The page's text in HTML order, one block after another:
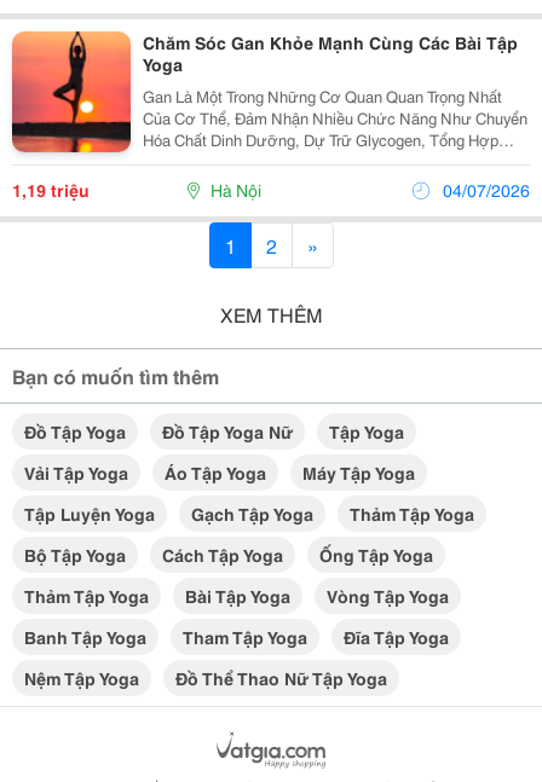
Chăm Sóc Gan Khỏe Mạnh Cùng Các Bài Tập
Yoga
Gan Là Một Trong Những Cơ Quan Quan Trọng Nhất
Của Cơ Thể, Đảm Nhận Nhiều Chức Năng Như Chuyển
Hóa Chất Dinh Dưỡng, Dự Trữ Glycogen, Tổng Hợp
Protein, Sản Xuất Mật Và Đào Thải Độc Tố. Khi Gan
Hoạt Động Kém Hiệu Quả, Cơ Thể Có Thể Xuất Hiện
Các Triệu...
1,19 triệu Hà Nội 04/07/2026
1 2 »
XEM THÊM
Bạn có muốn tìm thêm
Đồ Tập Yoga Đồ Tập Yoga Nữ
Tập Yoga
Vải Tập Yoga
Áo Tập Yoga
Máy Tập Yoga
Tập Luyện Yoga
Gạch Tập Yoga
Thảm Tập Yoga
Bộ Tập Yoga
Cách Tập Yoga
Ống Tập Yoga
Thảm Tập Yoga
Bài Tập Yoga
Vòng Tập Yoga
Banh Tập Yoga
Tham Tập Yoga
Đĩa Tập Yoga
Nệm Tập Yoga
Đồ Thể Thao Nữ Tập Yoga